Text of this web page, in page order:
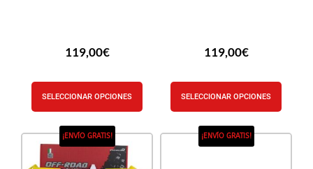
119,00€
SELECCIONAR OPCIONES
119,00€
SELECCIONAR OPCIONES
¡ENVÍO GRATIS! ¡ENVÍO GRATIS!